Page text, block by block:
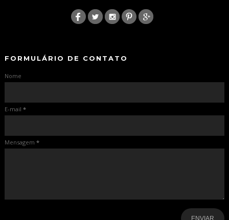
FORMULÁRIO DE CONTATO
Nome
E-mail *
Mensagem *